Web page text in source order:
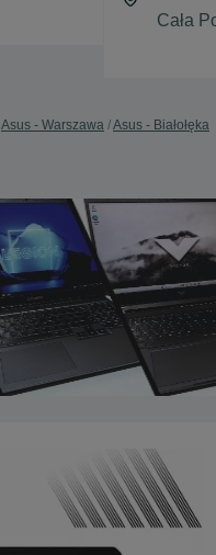
Asus - Warszawa Asus - Białołęka